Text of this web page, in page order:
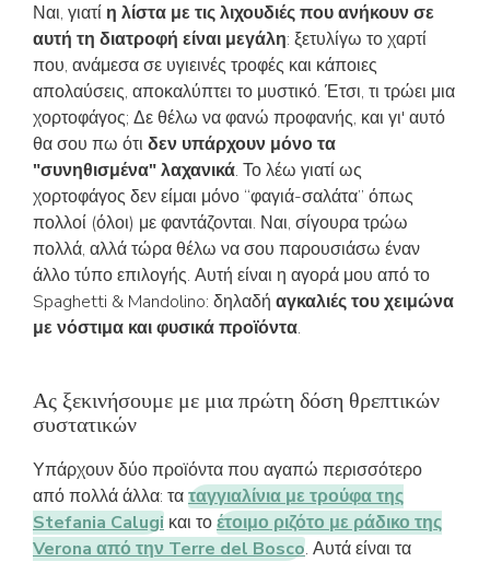
Ναι, γιατί η λίστα με τις λιχουδιές που ανήκουν σε
αυτή τη διατροφή είναι μεγάλη: ξετυλίγω το χαρτί
που, ανάμεσα σε υγιεινές τροφές και κάποιες
απολαύσεις, αποκαλύπτει το μυστικό. Έτσι, τι τρώει μια
χορτοφάγος; Δε θέλω να φανώ προφανής, και γι' αυτό
θα σου πω ότι δεν υπάρχουν μόνο τα
"συνηθισμένα" λαχανικά. Το λέω γιατί ως
χορτοφάγος δεν είμαι μόνο “φαγιά-σαλάτα” όπως
πολλοί (όλοι) με φαντάζονται. Ναι, σίγουρα τρώω
πολλά, αλλά τώρα θέλω να σου παρουσιάσω έναν
άλλο τύπο επιλογής. Αυτή είναι η αγορά μου από το
Spaghetti & Mandolino: δηλαδή αγκαλιές του χειμώνα
με νόστιμα και φυσικά προϊόντα.
Ας ξεκινήσουμε με μια πρώτη δόση θρεπτικών
συστατικών
Υπάρχουν δύο προϊόντα που αγαπώ περισσότερο
από πολλά άλλα: ταταγγιαλίνια με τρούφα της
Stefania Calugi και τοέτοιμο ριζότο με ράδικο της
Verona από την Terre del Bosco. Αυτά είναι τα